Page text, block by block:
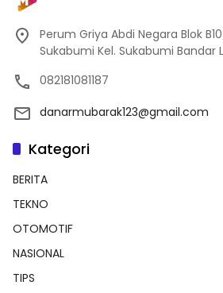
Perum Griya Abdi Negara Blok
Sukabumi Kel. Sukabumi Bandar
082181081187
danarmubarak123@gmail.com
Kategori
BERITA
TEKNO
OTOMOTIF
NASIONAL
TIPS